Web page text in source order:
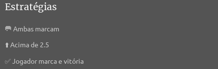
Estratégias
🥅 Ambas marcam
⬆️Acima de 2.5
✅Jogador marca e vitória